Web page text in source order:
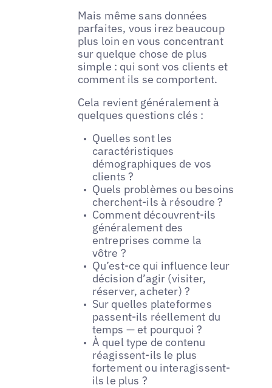
Mais même sans données
parfaites, vous irez beaucoup
plus loin en vous concentrant
sur quelque chose de plus
simple : qui sont vos clients et
comment ils se comportent.
Cela revient généralement à
quelques questions clés :
Quelles sont les
caractéristiques
démographiques de vos
clients ?
Quels problèmes ou besoins
cherchent-ils à résoudre ?
Comment découvrent-ils
généralement des
entreprises comme la
vôtre ?
Qu’est-ce qui influence leur
décision d’agir (visiter,
réserver, acheter) ?
Sur quelles plateformes
passent-ils réellement du
temps — et pourquoi ?
À quel type de contenu
réagissent-ils le plus
fortement ou interagissent-
ils le plus ?